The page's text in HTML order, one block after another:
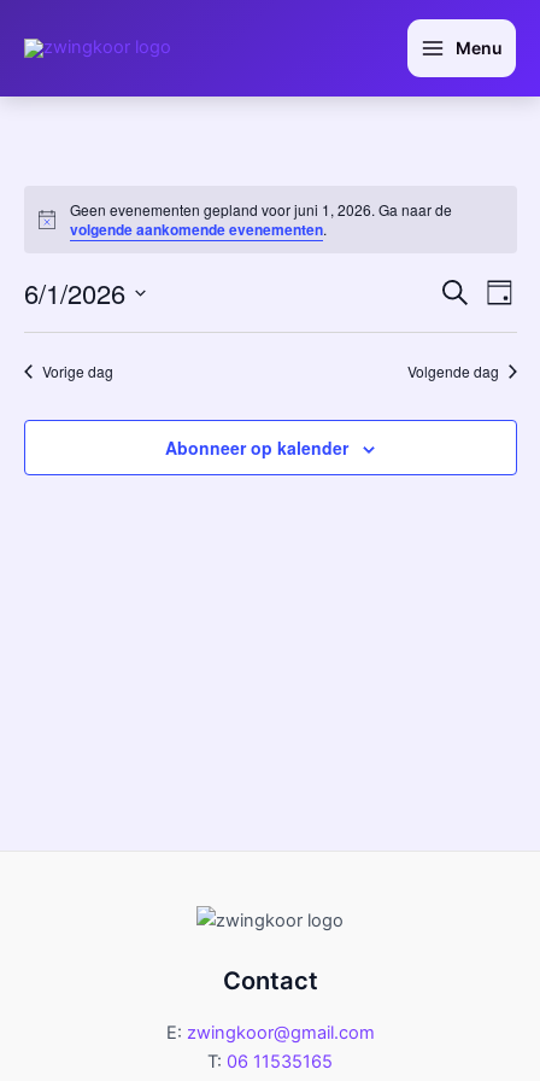
naar
inhoud
Main
Menu
Menu
Notice
Geen evenementen gepland voor juni 1, 2026. Ga naar de
volgende aankomende evenementen.
en
Zoeken
Dag
6/1/2026
datum.
Vorige dag Volgende dag
Abonneer op kalender
Contact
E: zwingkoor@gmail.com
T: 06 11535165